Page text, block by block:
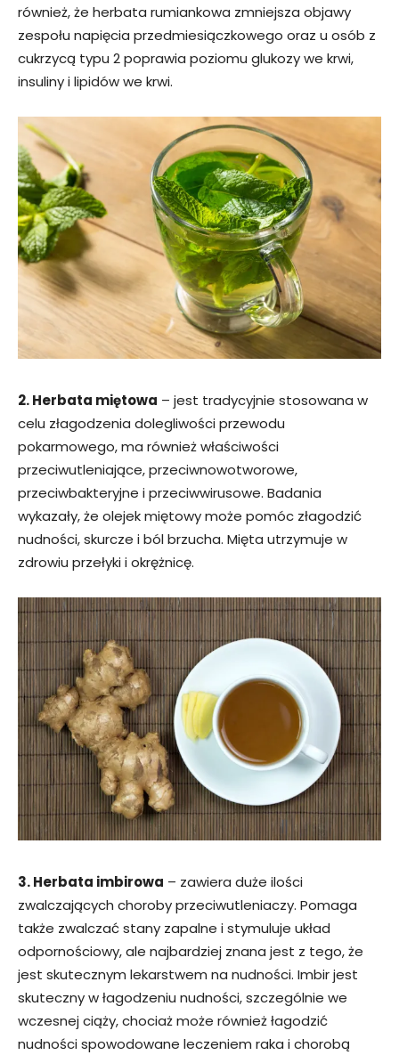
również, że herbata rumiankowa zmniejsza objawy
zespołu napięcia przedmiesiączkowego oraz u osób z
cukrzycą typu 2 poprawia poziomu glukozy we krwi,
insuliny i lipidów we krwi.
2. Herbata miętowa – jest tradycyjnie stosowana w
celu złagodzenia dolegliwości przewodu
pokarmowego, ma również właściwości
przeciwutleniające, przeciwnowotworowe,
przeciwbakteryjne i przeciwwirusowe. Badania
wykazały, że olejek miętowy może pomóc złagodzić
nudności, skurcze i ból brzucha. Mięta utrzymuje w
zdrowiu przełyki i okrężnicę.
3. Herbata imbirowa – zawiera duże ilości
zwalczających choroby przeciwutleniaczy. Pomaga
także zwalczać stany zapalne i stymuluje układ
odpornościowy, ale najbardziej znana jest z tego, że
jest skutecznym lekarstwem na nudności. Imbir jest
skuteczny w łagodzeniu nudności, szczególnie we
wczesnej ciąży, chociaż może również łagodzić
nudności spowodowane leczeniem raka i chorobą